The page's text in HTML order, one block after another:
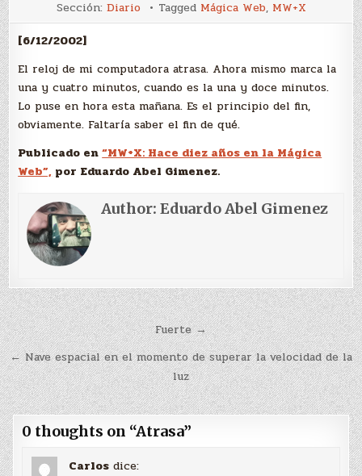
Sección: Diario Tagged Mágica Web, MW+X
[6/12/2002]
El reloj de mi computadora atrasa. Ahora mismo marca la
una y cuatro minutos, cuando es la una y doce minutos.
Lo puse en hora esta mañana. Es el principio del fin,
obviamente. Faltaría saber el fin de qué.
Publicado en“MW+X: Hace diez años en la Mágica
Web”, por Eduardo Abel Gimenez.
Author:Eduardo Abel Gimenez
Navegación
de
entradas
Fuerte →
← Nave espacial en el momento de superar la velocidad de la
luz
0 thoughts on “Atrasa”
Carlos dice: